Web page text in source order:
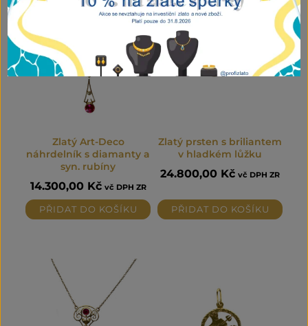
Zlatý Art-Deco
náhrdelník s diamanty a
syn. rubíny
14.300,00 Kč vč DPH ZR
PŘIDAT DO KOŠÍKU
Zlatý prsten s briliantem
v hladkém lůžku
24.800,00 Kč vč DPH ZR
PŘIDAT DO KOŠÍKU